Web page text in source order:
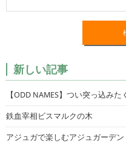
新しい記事
【ODD NAMES】つい突っ込み
鉄血宰相ビスマルクの木
アジュガで楽しむアジュガーデン